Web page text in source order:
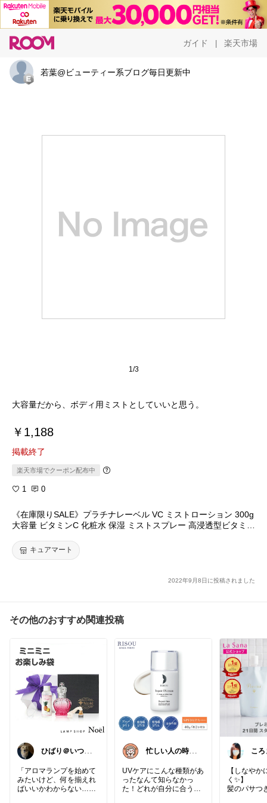
ガイド 楽天市場
若葉@ビューティー系ブログ毎日更新中
1/3
大容量だから、ボディ用ミストとしていいと思う。
￥1,188
掲載終了
楽天市場でクーポン配布中
1 0
《在庫限りSALE》プラチナレーベル VC ミストローション 300g
大容量 ビタミンC 化粧水 保湿 ミストスプレー 高浸透型ビタミン
円以上で送料無料※沖縄除く】
キュアマート
2022年9月8日に投稿されました
その他のおすすめ関連投稿
ひばり＠いつも
います✨
「アロマランプを始めて
みたいけど、何を揃えれ
ばいいかわからない…
忙しい人の時短
美容ROOM
UVケアにこんな種類があ
ったなんて知らなかっ
た！どれが自分に合うか
ころ
【しなや
く✨】
髪のパサつ